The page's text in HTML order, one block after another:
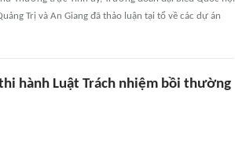
Trị và An Giang đã thảo luận tại tổ về các dự án
hành Luật Trách nhiệm bồi thường